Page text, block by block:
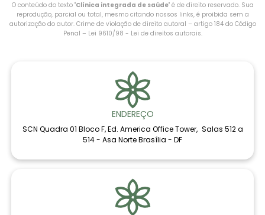
O conteúdo do texto "Clínica integrada de saúde" é de direito reservado. Sua
reprodução, parcial ou total, mesmo citando nossos links, é proibida sem a
autorização do autor. Crime de violação de direito autoral – artigo 184 do Código
Penal – Lei 9610/98 - Lei de direitos autorais.
ENDEREÇO
SCN Quadra 01 Bloco F, Ed. America Office Tower, Salas 512 a
514 - Asa Norte Brasília - DF